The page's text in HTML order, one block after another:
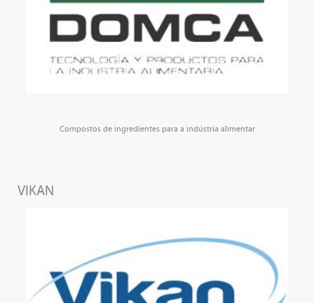
Compostos de ingredientes para a indústria alimentar
VIKAN